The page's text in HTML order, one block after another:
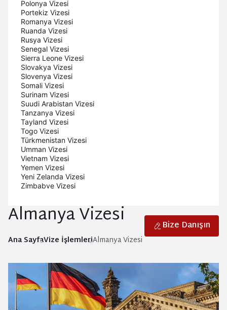
Polonya Vizesi
Portekiz Vizesi
Romanya Vizesi
Ruanda Vizesi
Rusya Vizesi
Senegal Vizesi
Sierra Leone Vizesi
Slovakya Vizesi
Slovenya Vizesi
Somali Vizesi
Surinam Vizesi
Suudi Arabistan Vizesi
Tanzanya Vizesi
Tayland Vizesi
Togo Vizesi
Türkmenistan Vizesi
Umman Vizesi
Vietnam Vizesi
Yemen Vizesi
Yeni Zelanda Vizesi
Zimbabve Vizesi
Almanya Vizesi
Ana SayfaVize İşlemleriAlmanya Vizesi
Bize Danışın